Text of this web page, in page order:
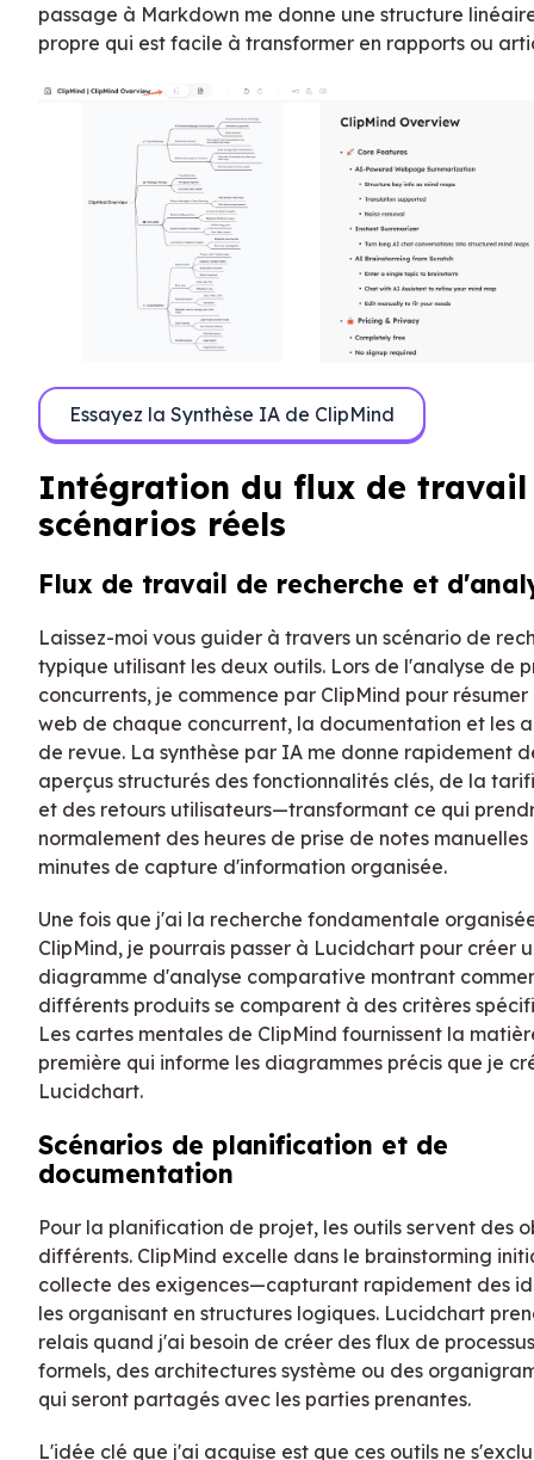
passage à Markdown me donne une structure
propre qui est facile à transformer en rapports ou
Essayez la Synthèse IA de ClipMind
Intégration du flux de travail
scénarios réels
Flux de travail de recherche et
Laissez-moi vous guider à travers un scénario de
typique utilisant les deux outils. Lors de l'analyse de
concurrents, je commence par ClipMind pour résumer
web de chaque concurrent, la documentation et les
de revue. La synthèse par IA me donne rapidement
aperçus structurés des fonctionnalités clés, de la
et des retours utilisateurs—transformant ce qui
normalement des heures de prise de notes manuelles
minutes de capture d'information organisée.
Une fois que j'ai la recherche fondamentale
ClipMind, je pourrais passer à Lucidchart pour créer
diagramme d'analyse comparative montrant
différents produits se comparent à des critères
Les cartes mentales de ClipMind fournissent la
première qui informe les diagrammes précis que je
Lucidchart.
Scénarios de planification et de
documentation
Pour la planification de projet, les outils servent des
différents. ClipMind excelle dans le brainstorming
collecte des exigences—capturant rapidement des
les organisant en structures logiques. Lucidchart
relais quand j'ai besoin de créer des flux de processus
formels, des architectures système ou des
qui seront partagés avec les parties prenantes.
L'idée clé que j'ai acquise est que ces outils ne